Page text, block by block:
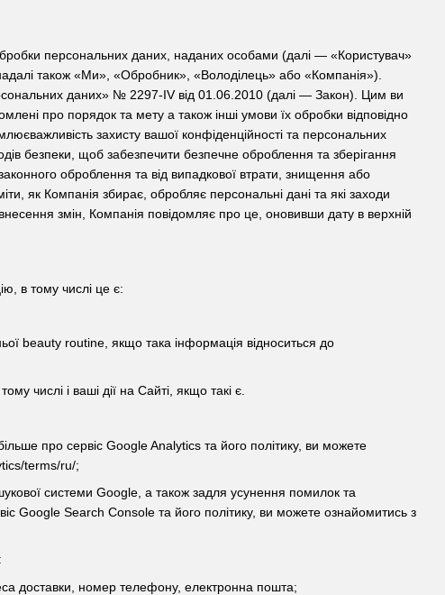
персональних даних, наданих особами (далі — «Користувач»
також «Ми», «Обробник», «Володілець» або «Компанія»).
даних» № 2297-IV від 01.06.2010 (далі — Закон). Цим ви
про порядок та мету а також інші умови їх обробки відповідно
захисту вашої конфіденційності та персональних
безпеки, щоб забезпечити безпечне оброблення та зберігання
оброблення та від випадкової втрати, знищення або
як Компанія збирає, обробляє персональні дані та які заходи
змін, Компанія повідомляє про це, оновивши дату в верхній
в тому числі це є:
beauty routine, якщо така інформація відноситься до
числі і ваші дії на Сайті, якщо такі є.
про сервіс Google Analytics та його політику, ви можете
terms/ru/;
системи Google, а також задля усунення помилок та
Google Search Console та його політику, ви можете ознайомитись з
доставки, номер телефону, електронна пошта;